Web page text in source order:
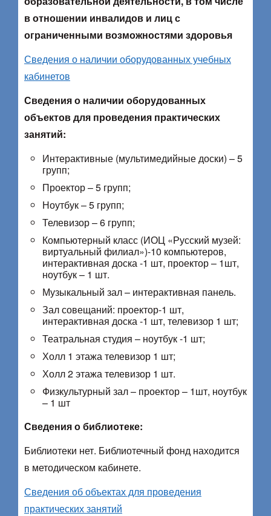
в отношении инвалидов и лиц с
ограниченными возможностями здоровья
Сведения о наличии оборудованных учебных
кабинетов
Сведения о наличии оборудованных
объектов для проведения практических
занятий:
Интерактивные (мультимедийные доски) – 5
групп;
Проектор – 5 групп;
Ноутбук – 5 групп;
Телевизор – 6 групп;
Компьютерный класс (ИОЦ «Русский музей:
виртуальный филиал»)-10 компьютеров,
интерактивная доска -1 шт, проектор – 1шт,
ноутбук – 1 шт.
Музыкальный зал – интерактивная панель.
Зал совещаний: проектор-1 шт,
интерактивная доска -1 шт, телевизор 1 шт;
Театральная студия – ноутбук -1 шт;
Холл 1 этажа телевизор 1 шт;
Холл 2 этажа телевизор 1 шт.
Физкультурный зал – проектор – 1шт, ноутбук
– 1 шт
Сведения о библиотеке:
Библиотеки нет. Библиотечный фонд находится
в методическом кабинете.
Сведения об объектах для проведения
практических занятий